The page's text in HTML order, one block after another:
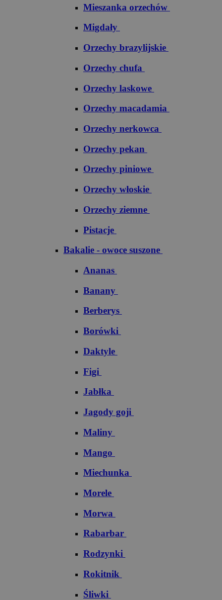
Mieszanka orzechów
Migdały
Orzechy brazylijskie
Orzechy chufa
Orzechy laskowe
Orzechy macadamia
Orzechy nerkowca
Orzechy pekan
Orzechy piniowe
Orzechy włoskie
Orzechy ziemne
Pistacje
Bakalie - owoce suszone
Ananas
Banany
Berberys
Borówki
Daktyle
Figi
Jabłka
Jagody goji
Maliny
Mango
Miechunka
Morele
Morwa
Rabarbar
Rodzynki
Rokitnik
Śliwki